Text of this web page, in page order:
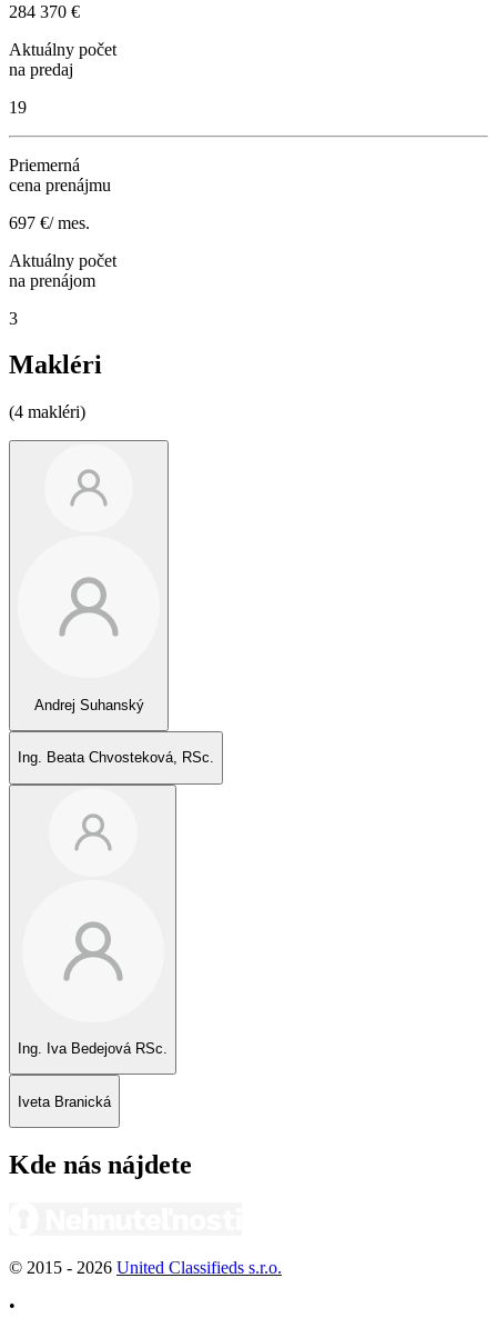
284 370 €
Aktuálny počet
na predaj
19
Priemerná
cena prenájmu
697 €/ mes.
Aktuálny počet
na prenájom
3
Makléri
(4 makléri)
Andrej Suhanský
Ing. Beata Chvosteková, RSc.
Ing. Iva Bedejová RSc.
Iveta Branická
Kde nás nájdete
© 2015 - 2026 United Classifieds s.r.o.
•